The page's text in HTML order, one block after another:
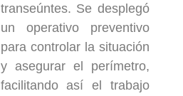
transeúntes. Se desplegó
un operativo preventivo
para controlar la situación
y asegurar el perímetro,
facilitando así el trabajo